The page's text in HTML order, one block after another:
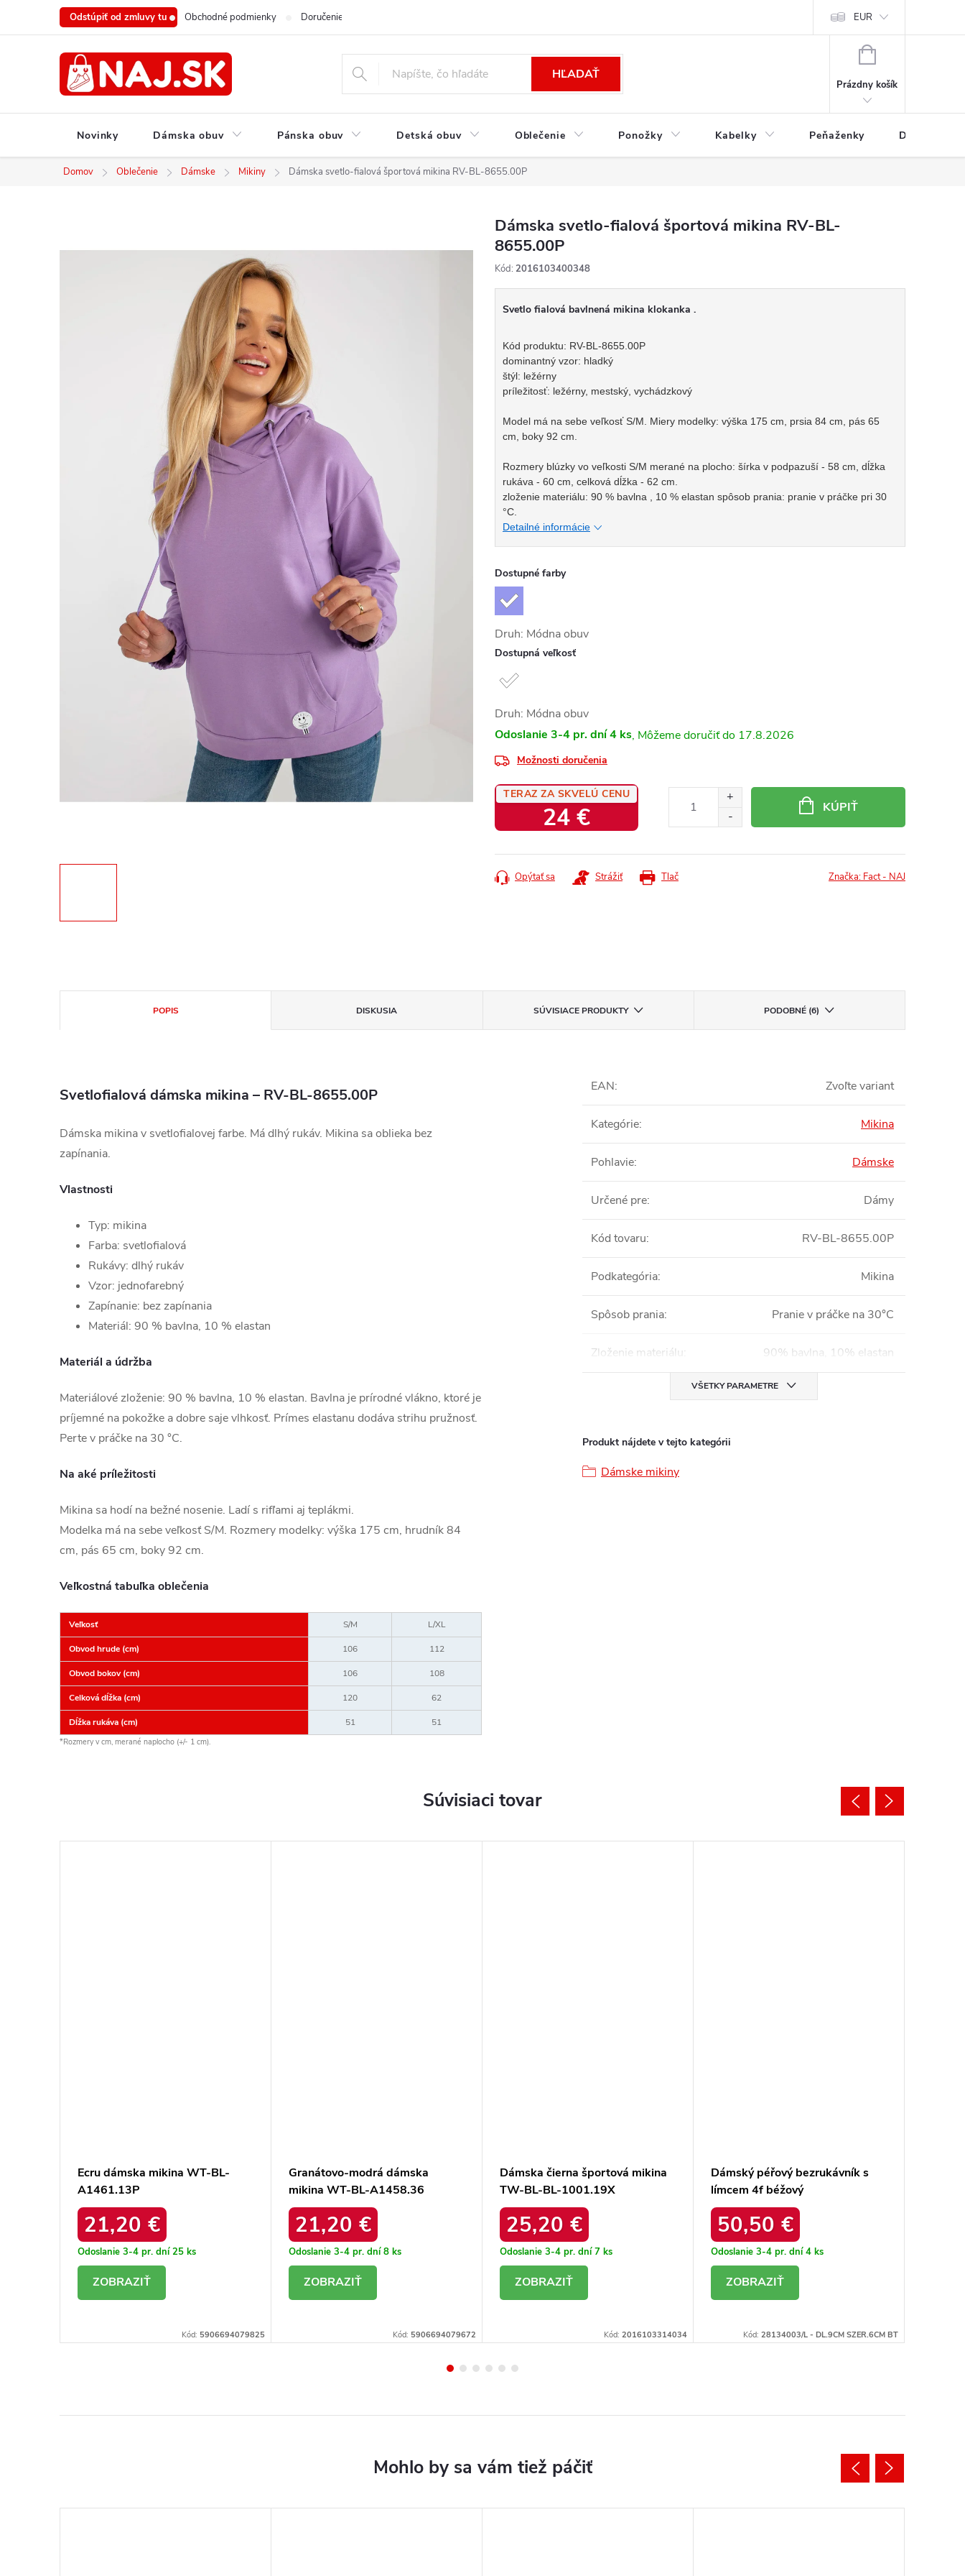
Odstúpiť od zmluvy tu Obchodné podmienky Doručenie a platba Podmienky ochrany osobných údajov
EUR
HĽADAŤ
NÁKUPNÝ
Prázdny košík
Novinky Dámska obuv Pánska obuv Detská obuv Oblečenie Ponožky Kabelky Peňaženky Drogéria
Domov Oblečenie Dámske Mikiny Dámska svetlo-fialová športová mikina RV-BL-8655.00P
Dámska svetlo-fialová športová mikina RV-BL-
8655.00P
Kód: 2016103400348
Svetlo fialová bavlnená mikina klokanka .
Kód produktu: RV-BL-8655.00P
dominantný vzor: hladký
štýl: ležérny
príležitosť: ležérny, mestský, vychádzkový
Model má na sebe veľkosť S/M. Miery modelky: výška 175 cm, prsia 84 cm, pás 65
cm, boky 92 cm.
Rozmery blúzky vo veľkosti S/M merané na plocho: šírka v podpazuší - 58 cm, dĺžka
rukáva - 60 cm, celková dĺžka - 62 cm.
zloženie materiálu: 90 % bavlna , 10 % elastan spôsob prania: pranie v práčke pri 30
°C.
Detailné informácie
Dostupné farby
Druh: Módna obuv
Dostupná veľkosť
Druh: Módna obuv
Odoslanie 3-4 pr. dní4 ks 17.8.2026
Možnosti doručenia
TERAZ ZA SKVELÚ CENU
24 €
cena:
KÚPIŤ
Tlač
Opýtať sa Strážiť Značka: Fact - NAJ
POPIS DISKUSIA SÚVISIACE PRODUKTY PODOBNÉ (6)
Svetlofialová dámska mikina – RV-BL-8655.00P
Dámska mikina v svetlofialovej farbe. Má dlhý rukáv. Mikina sa oblieka bez
zapínania.
Vlastnosti
Typ: mikina
Farba: svetlofialová
Rukávy: dlhý rukáv
Vzor: jednofarebný
Zapínanie: bez zapínania
Materiál: 90 % bavlna, 10 % elastan
Materiál a údržba
Materiálové zloženie: 90 % bavlna, 10 % elastan. Bavlna je prírodné vlákno, ktoré je
príjemné na pokožke a dobre saje vlhkosť. Prímes elastanu dodáva strihu pružnosť.
Perte v práčke na 30 °C.
Na aké príležitosti
Mikina sa hodí na bežné nosenie. Ladí s rifľami aj teplákmi.
Modelka má na sebe veľkosť S/M. Rozmery modelky: výška 175 cm, hrudník 84
cm, pás 65 cm, boky 92 cm.
Veľkostná tabuľka oblečenia
Veľkosť S/M L/XL
Obvod hrude (cm) 106 112
Obvod bokov (cm) 106 108
Celková dĺžka (cm) 120 62
Dĺžka rukáva (cm) 51 51
*Rozmery v cm, merané naplocho (+/- 1 cm).
EAN: Zvoľte variant
Kategórie: Mikina
Pohlavie: Dámske
Určené pre: Dámy
Kód tovaru: RV-BL-8655.00P
Podkategória: Mikina
Spôsob prania: Pranie v práčke na 30°C
Zloženie materiálu : 90% bavlna, 10% elastan
VŠETKY PARAMETRE
Produkt nájdete v tejto kategórii
Dámske mikiny
Súvisiaci tovar
Ecru dámska mikina WT-BL-
A1461.13P
21,20 €
Odoslanie 3-4 pr. dní25 ks
Kód: 5906694079825
Granátovo-modrá dámska
mikina WT-BL-A1458.36
21,20 €
Odoslanie 3-4 pr. dní8 ks
Kód: 5906694079672
Dámska čierna športová mikina
TW-BL-BL-1001.19X
25,20 €
Odoslanie 3-4 pr. dní7 ks
Kód: 2016103314034
Dámský péřový bezrukávník s
límcem 4f béžový
4fwaw24tvjaf139-83s /
50,50 €
Odoslanie 3-4 pr. dní4 ks
Kód: 28134003/L - DL.9CM SZER.6CM BT